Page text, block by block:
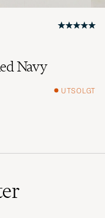
Navy
UTSOLGT